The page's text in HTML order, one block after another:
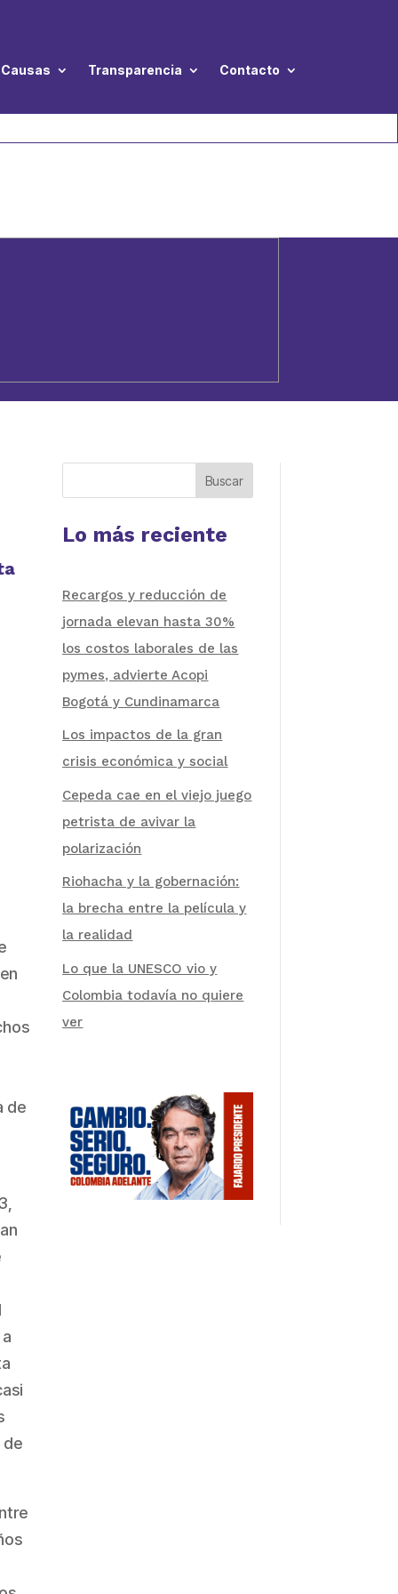
Causas Transparencia Contacto
de
de
Buscar
Lo más reciente
Recargos y reducción de
jornada elevan hasta 30%
los costos laborales de las
pymes, advierte Acopi
Bogotá y Cundinamarca
Los impactos de la gran
crisis económica y social
Cepeda cae en el viejo juego
petrista de avivar la
polarización
Riohacha y la gobernación:
la brecha entre la película y
la realidad
Lo que la UNESCO vio y
Colombia todavía no quiere
ver